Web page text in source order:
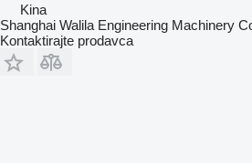
Kina
Shanghai Walila Engineering Machinery
Kontaktirajte prodavca